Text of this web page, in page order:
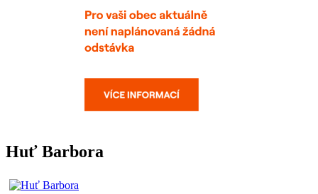
Huť Barbora